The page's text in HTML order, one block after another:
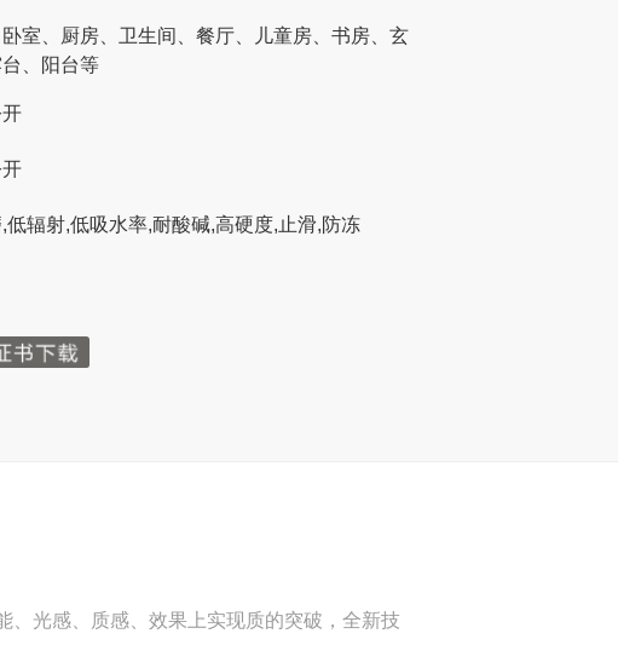
室、厨房、卫生间、餐厅、儿童房、书房、玄
、阳台等
低辐射,低吸水率,耐酸碱,高硬度,止滑,防冻
、光感、质感、效果上实现质的突破，全新技